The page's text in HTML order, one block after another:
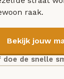
raak.
Bekijk jouw
doe de snelle